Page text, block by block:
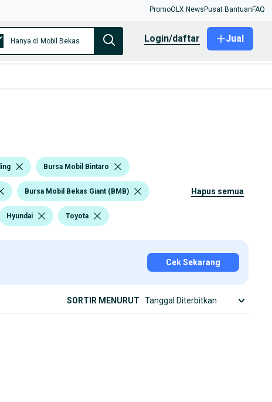
PromoOLX News Pusat Bantuan FAQ
Hanya di Mobil Bekas login/daftar Jual
Bursa Mobil Bintaro
Bursa Mobil Bekas Giant (BMB)
Hyundai Toyota
hapus semua
Cek Sekarang
SORTIR MENURUT : Tanggal Diterbitkan